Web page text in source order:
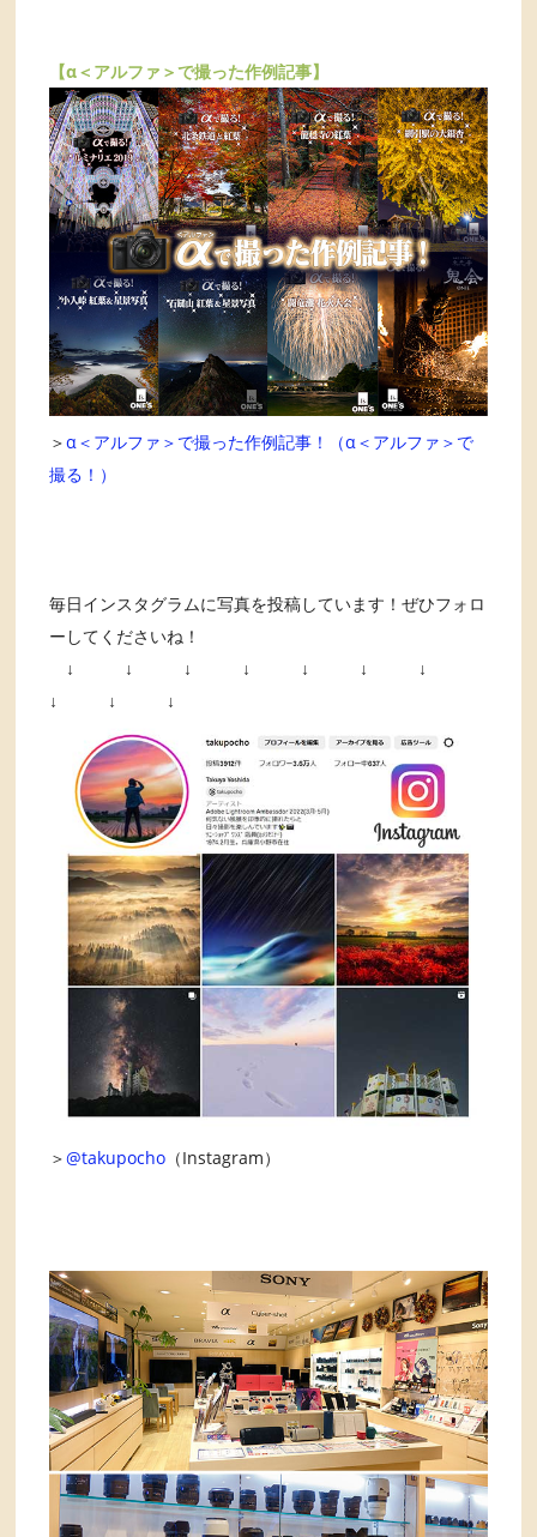
【α＜アルファ＞で撮った作例記事】
＞α＜アルファ＞で撮った作例記事！（α＜アルファ＞で
撮る！）
毎日インスタグラムに写真を投稿しています！ぜひフォロ
ーしてくださいね！
↓ ↓ ↓ ↓ ↓ ↓ ↓
↓ ↓ ↓
＞@takupocho （Instagram）